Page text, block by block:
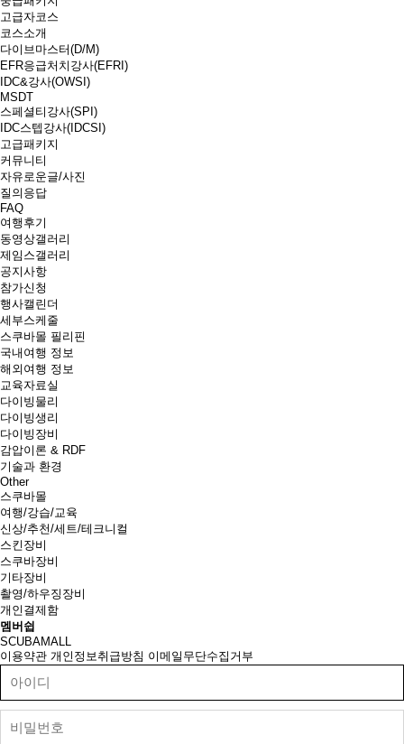
고급자코스
코스소개
다이브마스터(D/M)
EFR응급처치강사(EFRI)
IDC&강사(OWSI)
MSDT
스페셜티강사(SPI)
IDC스텝강사(IDCSI)
고급패키지
커뮤니티
자유로운글/사진
질의응답
FAQ
여행후기
동영상갤러리
제임스갤러리
공지사항
참가신청
행사캘린더
세부스케줄
스쿠바몰 필리핀
국내여행 정보
해외여행 정보
교육자료실
다이빙물리
다이빙생리
다이빙장비
감압이론 & RDF
기술과 환경
Other
스쿠바몰
여행/강습/교육
신상/추천/세트/테크니컬
스킨장비
스쿠바장비
기타장비
촬영/하우징장비
개인결제함
멤버쉽
SCUBAMALL
이용약관 개인정보취급방침 이메일무단수집거부